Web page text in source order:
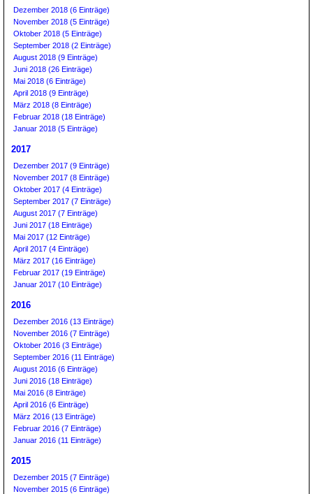
Dezember 2018 (6 Einträge)
November 2018 (5 Einträge)
Oktober 2018 (5 Einträge)
September 2018 (2 Einträge)
August 2018 (9 Einträge)
Juni 2018 (26 Einträge)
Mai 2018 (6 Einträge)
April 2018 (9 Einträge)
März 2018 (8 Einträge)
Februar 2018 (18 Einträge)
Januar 2018 (5 Einträge)
2017
Dezember 2017 (9 Einträge)
November 2017 (8 Einträge)
Oktober 2017 (4 Einträge)
September 2017 (7 Einträge)
August 2017 (7 Einträge)
Juni 2017 (18 Einträge)
Mai 2017 (12 Einträge)
April 2017 (4 Einträge)
März 2017 (16 Einträge)
Februar 2017 (19 Einträge)
Januar 2017 (10 Einträge)
2016
Dezember 2016 (13 Einträge)
November 2016 (7 Einträge)
Oktober 2016 (3 Einträge)
September 2016 (11 Einträge)
August 2016 (6 Einträge)
Juni 2016 (18 Einträge)
Mai 2016 (8 Einträge)
April 2016 (6 Einträge)
März 2016 (13 Einträge)
Februar 2016 (7 Einträge)
Januar 2016 (11 Einträge)
2015
Dezember 2015 (7 Einträge)
November 2015 (6 Einträge)